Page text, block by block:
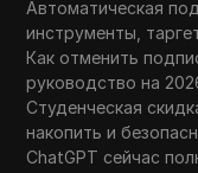
Автоматическая
инструменты,
Как отменить
руководство на
Студенческая
накопить и
ChatGPT сейчас